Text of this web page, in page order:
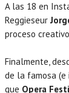
A las 18 en
Reggieseur
proceso
Finalmente,
de la famosa (e
que Opera